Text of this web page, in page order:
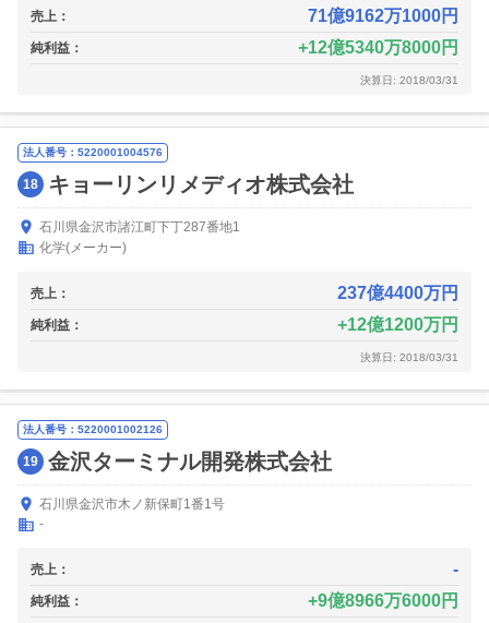
売上： 71億9162万1000円
純利益： 12億5340万8000円
決算日: 2018/03/31
法人番号：5220001004576
18 キョーリンリメディオ株式会社
石川県金沢市諸江町下丁287番地1
化学(メーカー)
売上： 237億4400万円
純利益： 12億1200万円
決算日: 2018/03/31
法人番号：5220001002126
19 金沢ターミナル開発株式会社
石川県金沢市木ノ新保町1番1号
-
売上： -
純利益： 9億8966万6000円